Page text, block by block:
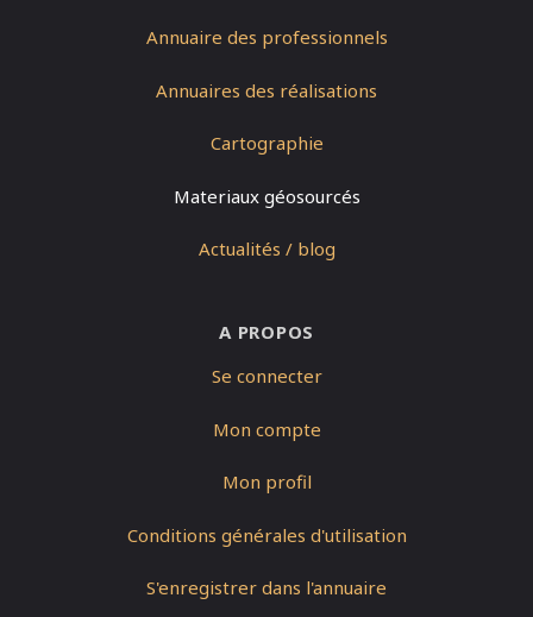
Annuaire des professionnels
Annuaires des réalisations
Cartographie
Materiaux géosourcés
Actualités / blog
A PROPOS
Se connecter
Mon compte
Mon profil
Conditions générales d'utilisation
S'enregistrer dans l'annuaire